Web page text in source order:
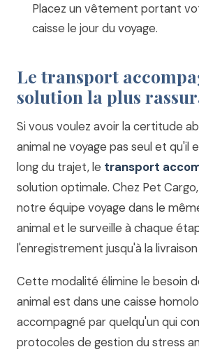
Placez un vêtement portant
caisse le jour du voyage.
Le transport
solution la plus
Si vous voulez avoir la certitude
animal ne voyage pas seul et qu'il
long du trajet, le transport
solution optimale. Chez Pet
notre équipe voyage dans le
animal et le surveille à chaque
l'enregistrement jusqu'à la
Cette modalité élimine le besoin
animal est dans une caisse
accompagné par quelqu'un qui
protocoles de gestion du stress